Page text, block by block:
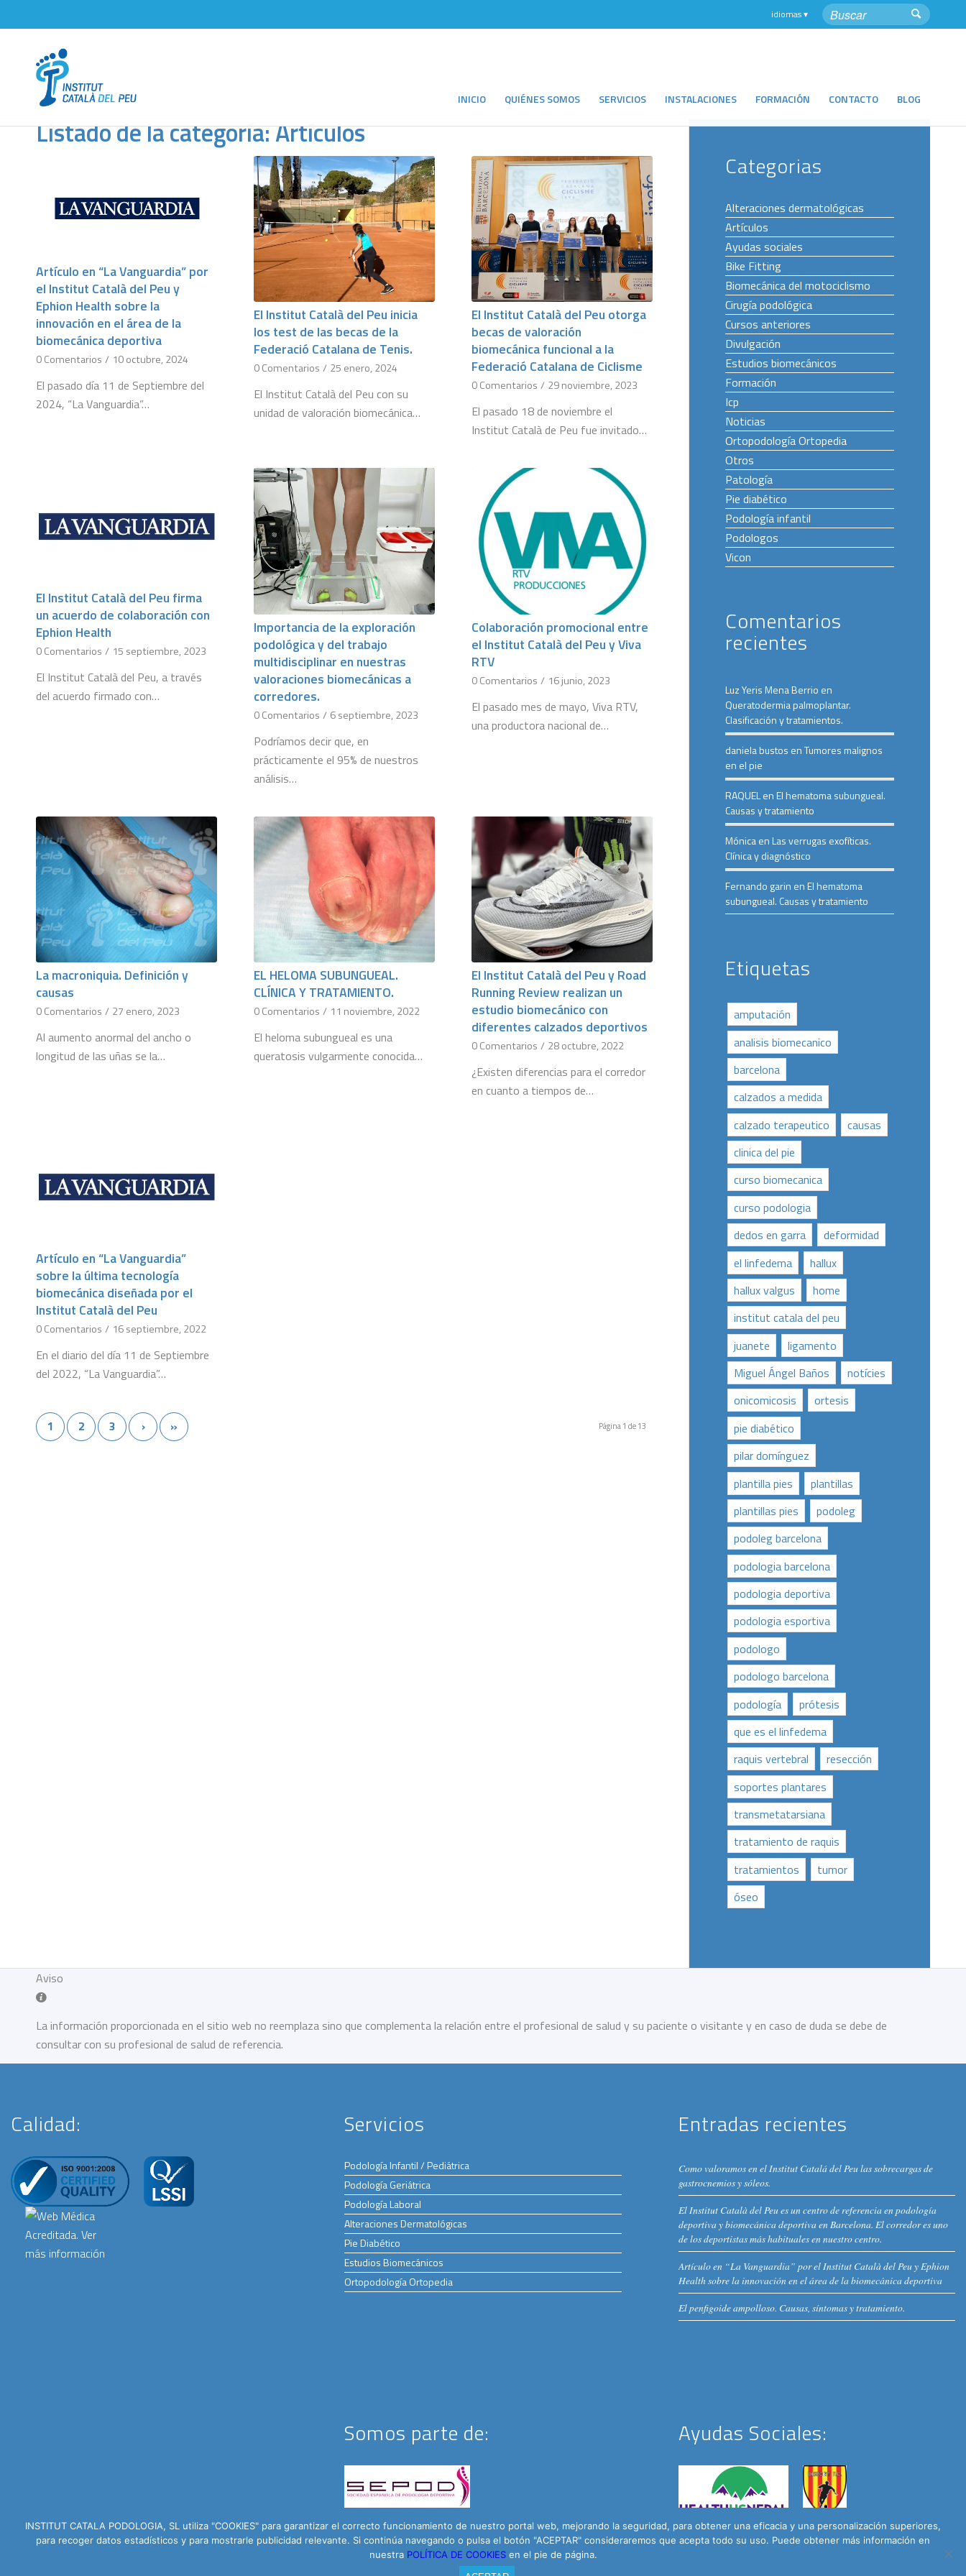
INICIO QUIÉNES SOMOS SERVICIOS INSTALACIONES FORMACIÓN CONTACTO BLOG
Listado de la categoría: Artículos
Artículo en “La Vanguardia” por
el Institut Català del Peu y
Ephion Health sobre la
innovación en el área de la
biomecánica deportiva
0 Comentarios / 10 octubre, 2024
El pasado día 11 de Septiembre del
2024, “La Vanguardia”…
El Institut Català del Peu inicia
los test de las becas de la
Federació Catalana de Tenis.
0 Comentarios / 25 enero, 2024
El Institut Català del Peu con su
unidad de valoración biomecánica…
El Institut Català del Peu otorga
becas de valoración
biomecánica funcional a la
Federació Catalana de Ciclisme
0 Comentarios / 29 noviembre, 2023
El pasado 18 de noviembre el
Institut Català de Peu fue invitado…
El Institut Català del Peu firma
un acuerdo de colaboración con
Ephion Health
0 Comentarios / 15 septiembre, 2023
El Institut Català del Peu, a través
del acuerdo firmado con…
Importancia de la exploración
podológica y del trabajo
multidisciplinar en nuestras
valoraciones biomecánicas a
corredores.
0 Comentarios / 6 septiembre, 2023
Podríamos decir que, en
prácticamente el 95% de nuestros
análisis…
Colaboración promocional entre
el Institut Català del Peu y Viva
RTV
0 Comentarios / 16 junio, 2023
El pasado mes de mayo, Viva RTV,
una productora nacional de…
La macroniquia. Definición y
causas
0 Comentarios / 27 enero, 2023
Al aumento anormal del ancho o
longitud de las uñas se la…
EL HELOMA SUBUNGUEAL.
CLÍNICA Y TRATAMIENTO.
0 Comentarios / 11 noviembre, 2022
El heloma subungueal es una
queratosis vulgarmente conocida…
El Institut Català del Peu y Road
Running Review realizan un
estudio biomecánico con
diferentes calzados deportivos
0 Comentarios / 28 octubre, 2022
¿Existen diferencias para el corredor
en cuanto a tiempos de…
Artículo en “La Vanguardia”
sobre la última tecnología
biomecánica diseñada por el
Institut Català del Peu
0 Comentarios / 16 septiembre, 2022
En el diario del día 11 de Septiembre
del 2022, “La Vanguardia”…
Página 1 de 13
1 2 3 › »
Categorias
Alteraciones dermatológicas
Artículos
Ayudas sociales
Bike Fitting
Biomecánica del motociclismo
Cirugía podológica
Cursos anteriores
Divulgación
Estudios biomecánicos
Formación
Icp
Noticias
Ortopodología Ortopedia
Otros
Patología
Pie diabético
Podología infantil
Podologos
Vicon
Comentarios
recientes
Luz Yeris Mena Berrio en
Queratodermia palmoplantar.
Clasificación y tratamientos.
daniela bustos enTumores malignos
en el pie
RAQUELenEl hematoma subungueal.
Causas y tratamiento
MónicaenLas verrugas exofíticas.
Clínica y diagnóstico
Fernando garin enEl hematoma
subungueal. Causas y tratamiento
Etiquetas
amputación
analisis biomecanico
barcelona
calzados a medida
calzado terapeutico
causas
clinica del pie
curso biomecanica
curso podologia
dedos en garra
deformidad
el linfedema
hallux
hallux valgus
home
institut catala del peu
juanete
ligamento
Miguel Ángel Baños
notícies
onicomicosis
ortesis
pie diabético
pilar domínguez
plantilla pies
plantillas
plantillas pies
podoleg
podoleg barcelona
podologia barcelona
podologia deportiva
podologia esportiva
podologo
podologo barcelona
podología
prótesis
que es el linfedema
raquis vertebral
resección
soportes plantares
transmetatarsiana
tratamiento de raquis
tratamientos
tumor
óseo
Aviso
La información proporcionada en el sitio web no reemplaza sino que complementa la relación entre el profesional de salud y su paciente o visitante y en caso de duda se debe de
consultar con su profesional de salud de referencia.
Calidad: Servicios
Podología Infantil / Pediátrica
Podología Geriátrica
Podología Laboral
Alteraciones Dermatológicas
Pie Diabético
Estudios Biomecánicos
Ortopodología Ortopedia
Somos parte de:
Entradas recientes
Como valoramos en el Institut Catalá del Peu las sobrecargas de
gastrocnemios y sóleos.
El Institut Català del Peu es un centro de referencia en podología
deportiva y biomecánica deportiva en Barcelona. El corredor es uno
de los deportistas más habituales en nuestro centro.
Artículo en “La Vanguardia” por el Institut Català del Peu y Ephion
Health sobre la innovación en el área de la biomecánica deportiva
El penfigoide ampolloso. Causas, síntomas y tratamiento.
Ayudas Sociales:
INSTITUT CATALA PODOLOGIA, SL utiliza "COOKIES" para garantizar el correcto funcionamiento de nuestro portal web, mejorando la seguridad, para obtener una eficacia y una personalización superiores,
para recoger datos estadísticos y para mostrarle publicidad relevante. Si continúa navegando o pulsa el botón "ACEPTAR" consideraremos que acepta todo su uso. Puede obtener más información en
nuestra POLÍTICA DE COOKIES en el pie de página.